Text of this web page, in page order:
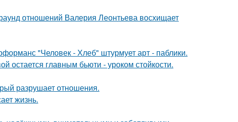
отношений Валерия Леонтьева восхищает
"Человек - Хлеб" штурмует арт - паблики.
остается главным бьюти - уроком стойкости.
разрушает отношения.
жизнь.